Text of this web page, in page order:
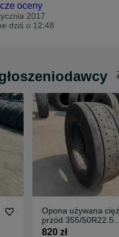
oceny
2017
dziś o 12:48
Opona używana
przód 355/50R22.5
MICHELIN X MULTI
820 zł